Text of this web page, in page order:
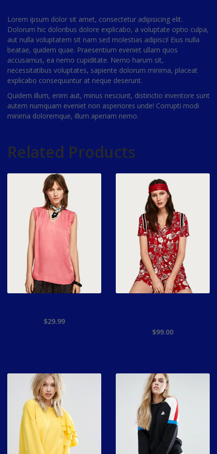
Lorem ipsum dolor sit amet, consectetur adipisicing elit.
Dolorum hic doloribus dolore explicabo, a voluptate optio culpa,
aut nulla voluptatem sit nam sed molestias adipisci! Eius nulla
beatae, quidem quae. Praesentium eveniet ullam quos
accusamus, ea nemo cupiditate. Nemo harum sit,
necessitatibus voluptates, sapiente dolorum minima, placeat
explicabo consequuntur at neque deserunt.
Quidem illum, enim aut, minus nesciunt, distinctio inventore sunt
autem numquam eveniet non asperiores unde! Corrupti modi
minima doloremque, illum aperiam nemo.
Related Products
$29.99
ADD TO CART
$99.00
ADD TO CART